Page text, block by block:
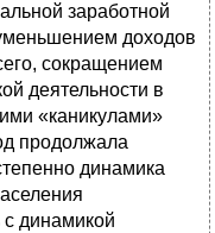
заработной
доходов
сокращением
деятельности в
«каникулами»
продолжала
динамика
с динамикой